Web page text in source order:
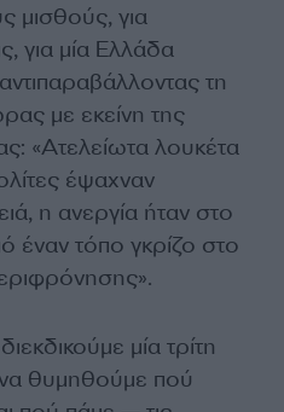
μισθούς, για
για μία Ελλάδα
τη
με εκείνη της
«Ατελείωτα λουκέτα
έψαχναν
η ανεργία ήταν στο
έναν τόπο γκρίζο στο
μία τρίτη
θυμηθούμε πού